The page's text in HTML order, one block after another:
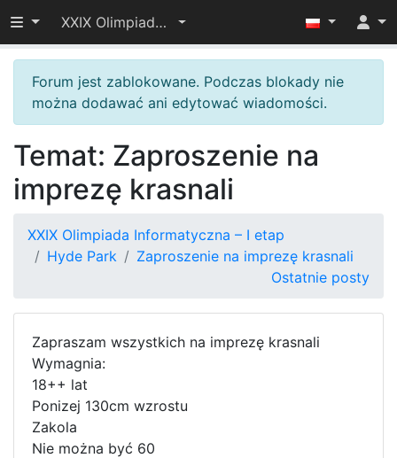
Przełącz widoczność menu
XXIX Olimpiada Informatyczna – I etap
Forum jest zablokowane. Podczas blokady nie
można dodawać ani edytować wiadomości.
Temat: Zaproszenie na
imprezę krasnali
XXIX Olimpiada Informatyczna – I etap
Hyde Park
Zaproszenie na imprezę krasnali
Ostatnie posty
Zapraszam wszystkich na imprezę krasnali
Wymagnia:
18++ lat
Ponizej 130cm wzrostu
Zakola
Nie można być 60